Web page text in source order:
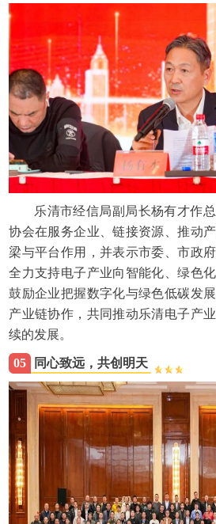
乐清市经信局副局长杨有才作
协会在服务企业、链接资源、推动
梁与平台作用，并表示市委、市政
全力支持电子产业向智能化、绿色
鼓励企业把握数字化与绿色低碳发
产业链协作，共同推动乐清电子产
续的发展。
05 同心致远，共创明天